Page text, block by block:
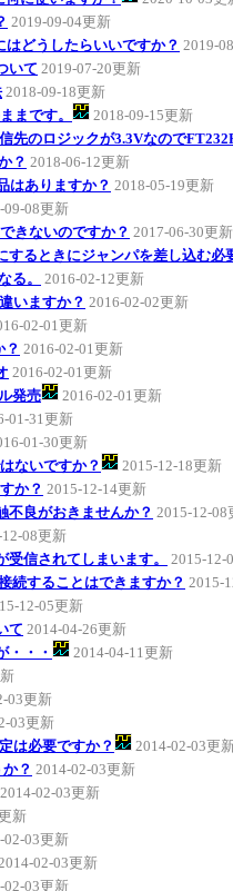
2019-09-04更新
どうしたらいいですか？ 2019-
いて 2019-07-20更新
2018-09-18更新
まです。
2018-09-15更新
先のロジックが3.3Vなので
？ 2018-06-12更新
はありますか？ 2018-05-19更新
09-08更新
きないのですか？ 2017-06-30更新
するときにジャンパを差し込む必
る。
2016-02-12更新
いますか？ 2016-02-02更新
02-01更新
？ 2016-02-01更新
2016-02-01更新
発売
2016-02-01更新
01-31更新
01-30更新
ないですか？
2015-12-18更新
か？ 2015-12-14更新
不良がおきませんか？ 2015-12-08
08更新
信されてしまいます。
2015-12-
続することはできますか？ 2015-
12-05更新
て 2014-04-26更新
・・・
2014-04-11更新
03更新
03更新
は必要ですか？
2014-02-03更
？ 2014-02-03更新
2014-02-03更新
新
02-03更新
02-03更新
02-03更新